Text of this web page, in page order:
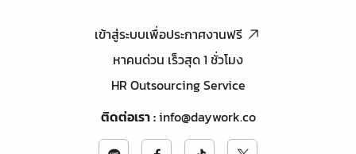
เข้าสู่ระบบเพื่อประกาศงานฟรี
หาคนด่วน เร็วสุด 1 ชั่วโมง
HR Outsourcing Service
ติดต่อเรา:info@daywork.co